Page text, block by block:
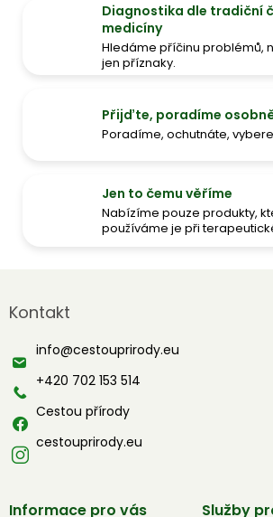
Diagnostika dle tradiční
medicíny
Hledáme příčinu problémů,
jen příznaky.
Přijďte, poradíme
Poradíme, ochutnáte,
Jen to čemu věříme
Nabízíme pouze produkty,
používáme je při
p
t
Kontakt
info@cestouprirody.eu
+420 702 153 514
Cestou přírody
cestouprirody.eu
Informace pro vás Služby